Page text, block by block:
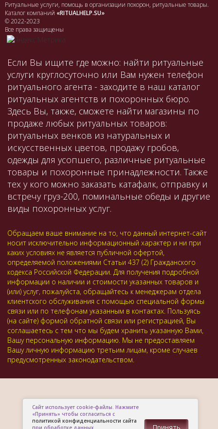
Ритуальные услуги, помощь в организации похорон, ритуальные товары.
Каталог компаний «RITUALHELP.SU»
© 2022-2023
Все права защищены
Если Вы ищите где можно: найти ритуальные
услуги круглосуточно или Вам нужен телефон
ритуального агента - заходите в наш каталог
ритуальных агентств и похоронных бюро.
Здесь Вы, также, сможете найти магазины по
продаже любых ритуальных товаров:
ритуальных венков из натуральных и
искусственных цветов, продажу гробов,
одежды для усопшего, различные ритуальные
товары и похоронные принадлежности. Также
тех у кого можно заказать катафалк, отправку и
встречу груз-200, поминальные обеды и другие
виды похоронных услуг.
Обращаем ваше внимание на то, что данный интернет-сайт
носит исключительно информационный характер и ни при
каких условиях не является публичной офертой,
определяемой положениями Статьи 437 (2) Гражданского
кодекса Российской Федерации. Для получения подробной
информации о наличии и стоимости указанных товаров и
(или) услуг, пожалуйста, обращайтесь к менеджерам отдела
клиентского обслуживания с помощью специальной формы
связи или по телефонам указанным в контактах. Пользуясь
(на сайте) формой обратной связи или регистрацией, Вы
соглашаетесь с тем что мы будем хранить указанную Вами,
Вашу персональную информацию. Мы не предоставляем
Вашу личную информацию третьим лицам, кроме случаев
предусмотренных законодательством.
Сайт использует cookie-файлы. Нажмите
«Принять» чтобы согласиться с
политикой конфиденциальности сайта
при обработке данных.